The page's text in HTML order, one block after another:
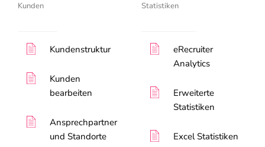
Kunden
Kundenstruktur
Kunden
bearbeiten
Ansprechpartner
und Standorte
Statistiken
eRecruiter
Analytics
Erweiterte
Statistiken
Excel Statistiken